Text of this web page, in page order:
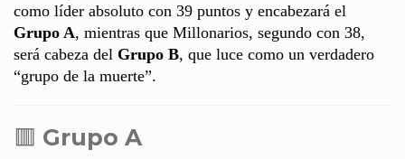
como líder absoluto con 39 puntos y encabezará el
Grupo A, mientras que Millonarios, segundo con 38,
será cabeza del Grupo B, que luce como un verdadero
“grupo de la muerte”.
🟥 Grupo A